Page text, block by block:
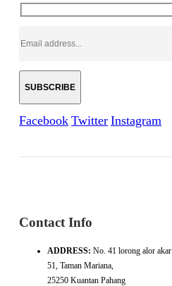
Facebook Twitter Instagram
Contact Info
ADDRESS: No. 41 lorong alor akar
51, Taman Mariana,
25250 Kuantan Pahang